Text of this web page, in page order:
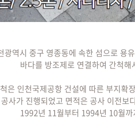
광역시 중구 영종동에 속한 섬으로 용
바다를 방조제로 연결하여 간척
은 인천국제공항 건설에 따른 부지확
공사가 진행되었고 면적은 공사 이전보
1992년 11월부터 1994년 10월